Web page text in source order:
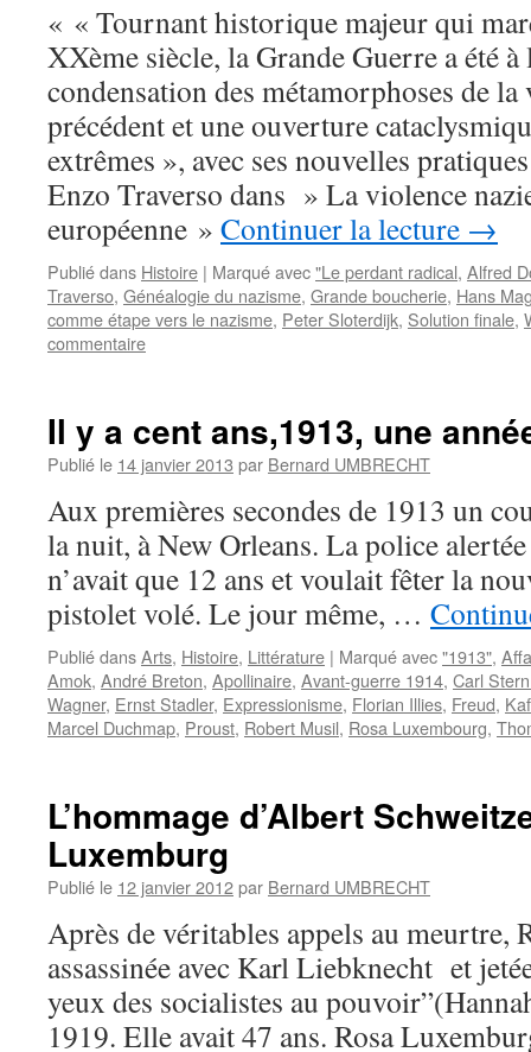
« « Tournant historique majeur qui
XXème siècle, la Grande Guerre a été
condensation des métamorphoses de
précédent et une ouverture
extrêmes », avec ses nouvelles
Enzo Traverso dans » La violence
européenne » Continuer la lecture →
Publié dans Histoire | Marqué avec"Le perdant radical, Alfred
Traverso, Généalogie du nazisme, Grande boucherie, Hans
comme étape vers le nazisme, Peter Sloterdijk, Solution finale,
commentaire
Il y a cent ans,1913, une
Publié le 14 janvier 2013 par Bernard UMBRECHT
Aux premières secondes de 1913 un
la nuit, à New Orleans. La police
n’avait que 12 ans et voulait fêter la
pistolet volé. Le jour même, …
Publié dansArts, Histoire, Littérature | Marqué avec"1913",
Amok, André Breton, Apollinaire, Avant-guerre 1914, Carl
Wagner, Ernst Stadler, Expressionisme, Florian Illies, Freud,
Marcel Duchmap, Proust, Robert Musil, Rosa Luxembourg,
L’hommage d’Albert
Luxemburg
Publié le 12 janvier 2012par Bernard UMBRECHT
Après de véritables appels au meurtre,
assassinée avec Karl Liebknecht et
yeux des socialistes au
1919. Elle avait 47 ans. Rosa